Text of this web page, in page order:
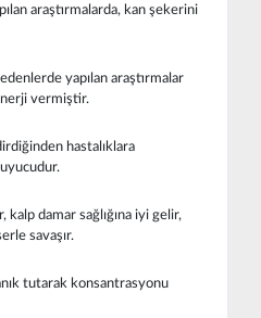
araştırmalarda, kan şekerini
yapılan araştırmalar
vermiştir.
hastalıklara
damar sağlığına iyi gelir,
savaşır.
tutarak konsantrasyonu